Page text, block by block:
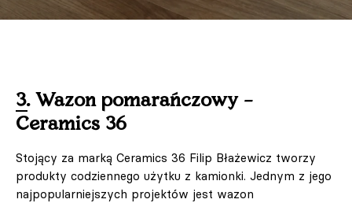
3. Wazon pomarańczowy –
Ceramics 36
Stojący za marką Ceramics 36 Filip Błażewicz tworzy
produkty codziennego użytku z kamionki. Jednym z jego
najpopularniejszych projektów jest wazon